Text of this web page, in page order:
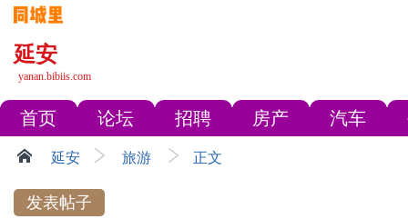
延安
yanan.bibiis.com
首页 论坛 招聘 房产 汽车
延安 旅游 正文
发表帖子